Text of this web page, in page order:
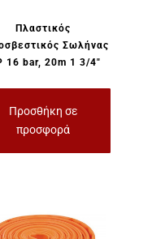
Πλαστικός
Σωλήνας
16 bar, 20m 1 3/4″
Προσθήκη σε
προσφορά